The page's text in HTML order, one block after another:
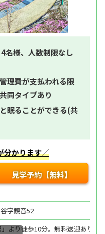
名様、人数制限なし
理費が支払われる限
同タイプあり
眠ることができる(共
分かります／
見学予約【無料】
字観音52
より徒歩10分。無料送迎あり